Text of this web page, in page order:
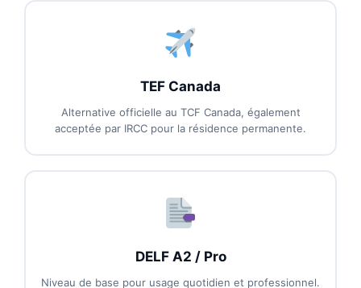
TEF Canada
Alternative officielle au TCF Canada, également
acceptée par IRCC pour la résidence permanente.
DELF A2 / Pro
Niveau de base pour usage quotidien et professionnel.